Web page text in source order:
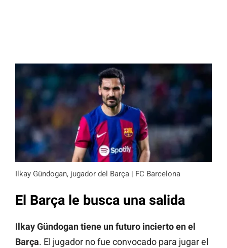
Ilkay Gündogan, jugador del Barça | FC Barcelona
El Barça le busca una salida
Ilkay Gündogan tiene un futuro incierto en el
Barça. El jugador no fue convocado para jugar el